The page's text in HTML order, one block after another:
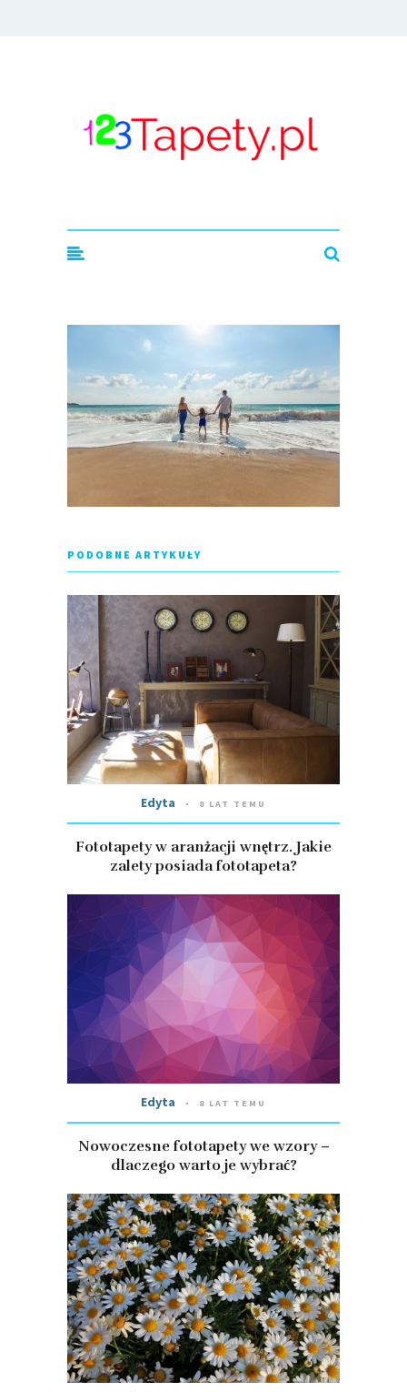
PODOBNE ARTYKUŁY
Edyta 8 LAT TEMU
Fototapety w aranżacji wnętrz. Jakie
zalety posiada fototapeta?
Edyta 8 LAT TEMU
Nowoczesne fototapety we wzory –
dlaczego warto je wybrać?